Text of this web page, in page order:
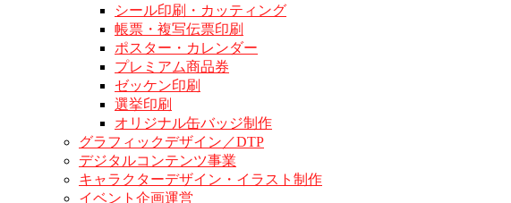
シール印刷・カッティング
帳票・複写伝票印刷
ポスター・カレンダー
プレミアム商品券
ゼッケン印刷
選挙印刷
オリジナル缶バッジ制作
グラフィックデザイン／DTP
デジタルコンテンツ事業
キャラクターデザイン・イラスト制作
イベント企画運営